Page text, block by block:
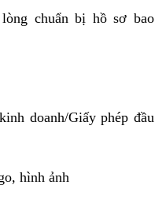
chuẩn bị hồ sơ bao
doanh/Giấy phép đầu
hình ảnh